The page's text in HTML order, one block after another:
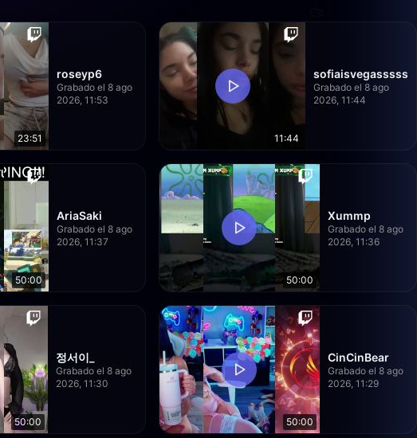
23:51
roseyp6
Grabado el 8 ago
2026, 11:53
11:44
sofiaisvegasssss
Grabado el 8 ago
2026, 11:44
50:00
AriaSaki
Grabado el 8 ago
2026, 11:37
50:00
Xummp
Grabado el 8 ago
2026, 11:36
50:00
정서이_
Grabado el 8 ago
2026, 11:30
50:00
CinCinBear
Grabado el 8 ago
2026, 11:29